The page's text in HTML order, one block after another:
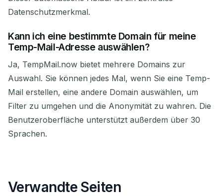
Datenschutzmerkmal.
Kann ich eine bestimmte Domain für meine
Temp-Mail-Adresse auswählen?
Ja, TempMail.now bietet mehrere Domains zur
Auswahl. Sie können jedes Mal, wenn Sie eine Temp-
Mail erstellen, eine andere Domain auswählen, um
Filter zu umgehen und die Anonymität zu wahren. Die
Benutzeroberfläche unterstützt außerdem über 30
Sprachen.
Verwandte Seiten